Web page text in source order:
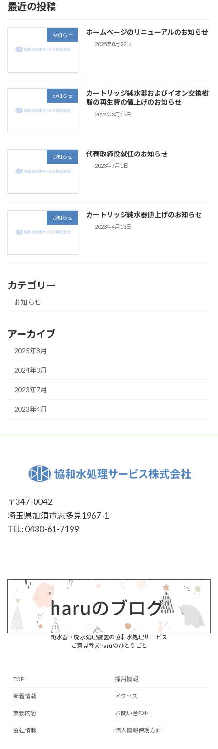
最近の投稿
お知らせ ホームページのリニューアルのお知らせ
2025年8月22日
お知らせ
カートリッジ純水器およびイオン交換樹
脂の再生費の値上げのお知らせ
2024年3月15日
お知らせ 代表取締役就任のお知らせ
2023年7月1日
お知らせ カートリッジ純水器値上げのお知らせ
2023年4月13日
カテゴリー
お知らせ
アーカイブ
2025年8月
2024年3月
2023年7月
2023年4月
〒347-0042
埼玉県加須市志多見1967-1
TEL: 0480-61-7199
ン
純水器・廃水処理装置の協和水処理サービス
ご意見番犬haruのひとりごと
TOP
新着情報
業務内容
会社情報
採用情報
アクセス
お問い合わせ
個人情報保護方針